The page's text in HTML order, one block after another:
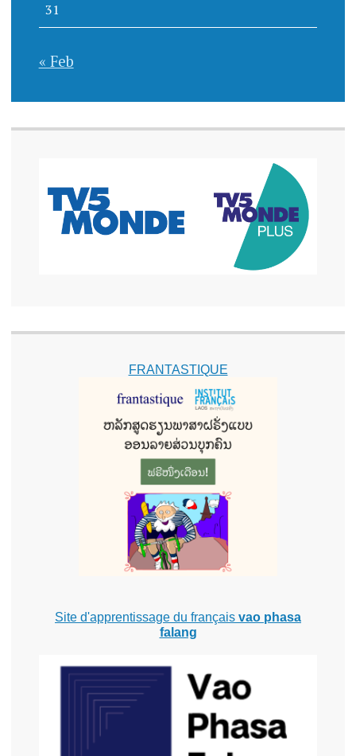
31
« Feb
FRANTASTIQUE
Site d'apprentissage du français vao phasa
falang